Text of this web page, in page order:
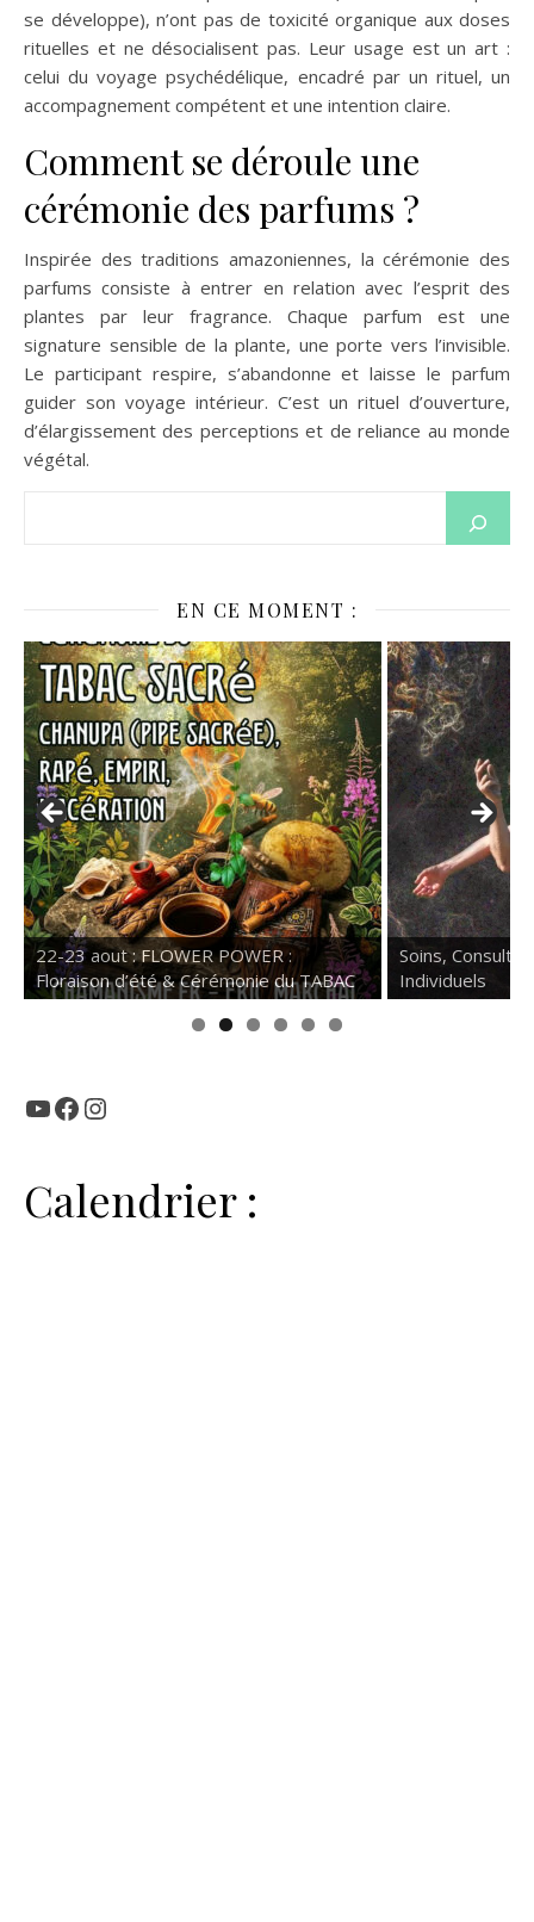
se développe), n’ont pas de toxicité organique aux doses
rituelles et ne désocialisent pas. Leur usage est un art :
celui du voyage psychédélique, encadré par un rituel, un
accompagnement compétent et une intention claire.
Comment se déroule une
cérémonie des parfums ?
Inspirée des traditions amazoniennes, la cérémonie des
parfums consiste à entrer en relation avec l’esprit des
plantes par leur fragrance. Chaque parfum est une
signature sensible de la plante, une porte vers l’invisible.
Le participant respire, s’abandonne et laisse le parfum
guider son voyage intérieur. C’est un rituel d’ouverture,
d’élargissement des perceptions et de reliance au monde
végétal.
EN CE MOMENT :
Soins, Consultations et Accompgnemant
Individuels
prochaine
dans le
YouTube
Facebook
Instagram
Calendrier :